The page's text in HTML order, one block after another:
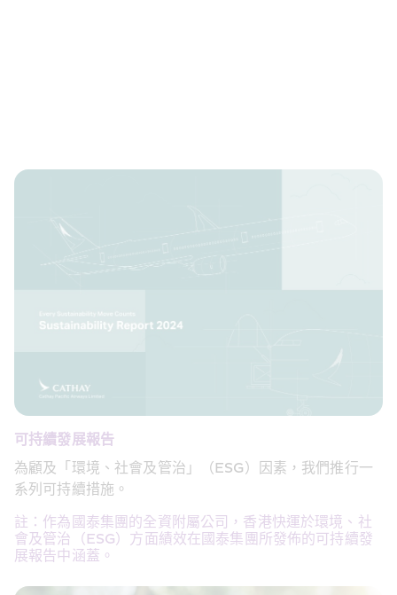
可持續發展報告
為顧及「環境、社會及管治」（ESG）因素，我們推行一
系列可持續措施。
註：作為國泰集團的全資附屬公司，香港快運於環境、社
會及管治（ESG）方面績效在國泰集團所發佈的可持續發
展報告中涵蓋。